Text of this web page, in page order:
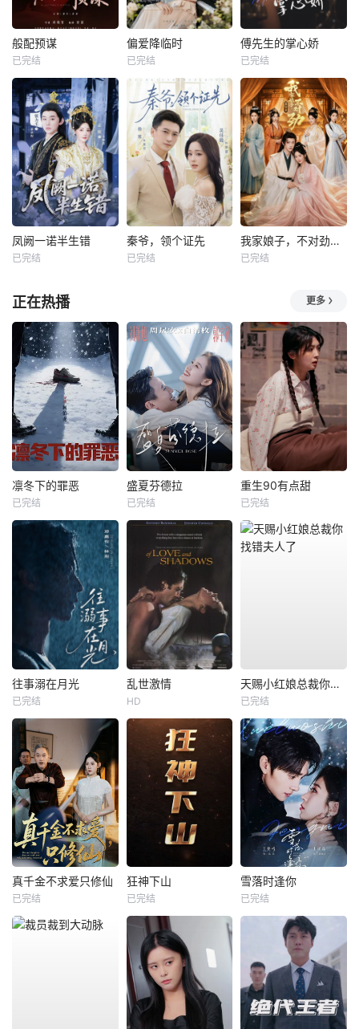
般配预谋
已完结
偏爱降临时
已完结
傅先生的掌心娇
已完结
凤阙一诺半生错
已完结
秦爷，领个证先
已完结
我家娘子，不对劲第四季
已完结
正在热播 更多
凛冬下的罪恶
已完结
盛夏芬德拉
已完结
重生90有点甜
已完结
往事溺在月光
已完结
乱世激情
HD
天赐小红娘总裁你找错夫人了
已完结
真千金不求爱只修仙
已完结
狂神下山
已完结
雪落时逢你
已完结